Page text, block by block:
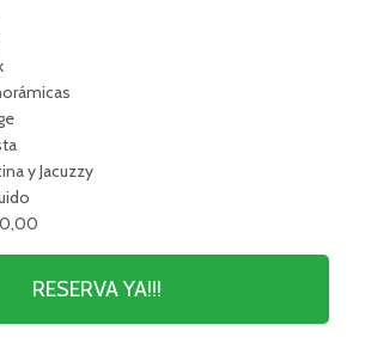
y Jacuzzy
RESERVA YA!!!